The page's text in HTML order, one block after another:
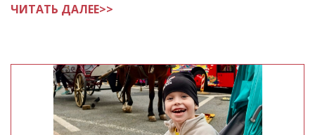
ЧИТАТЬ ДАЛЕЕ>>